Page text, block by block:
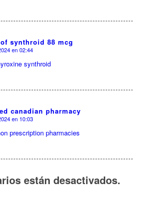
synthroid 88 mcg
en 02:44
synthroid
canadian pharmacy
en 10:03
prescription pharmacies
están desactivados.